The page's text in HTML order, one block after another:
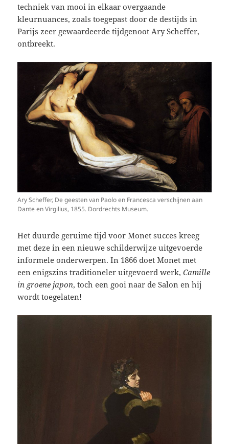
techniek van mooi in elkaar overgaande
kleurnuances, zoals toegepast door de destijds in
Parijs zeer gewaardeerde tijdgenoot Ary Scheffer,
ontbreekt.
Ary Scheffer, De geesten van Paolo en Francesca verschijnen aan
Dante en Virgilius, 1855. Dordrechts Museum.
Het duurde geruime tijd voor Monet succes kreeg
met deze in een nieuwe schilderwijze uitgevoerde
informele onderwerpen. In 1866 doet Monet met
een enigszins traditioneler uitgevoerd werk,Camille
in groene japon, toch een gooi naar de Salon en hij
wordt toegelaten!